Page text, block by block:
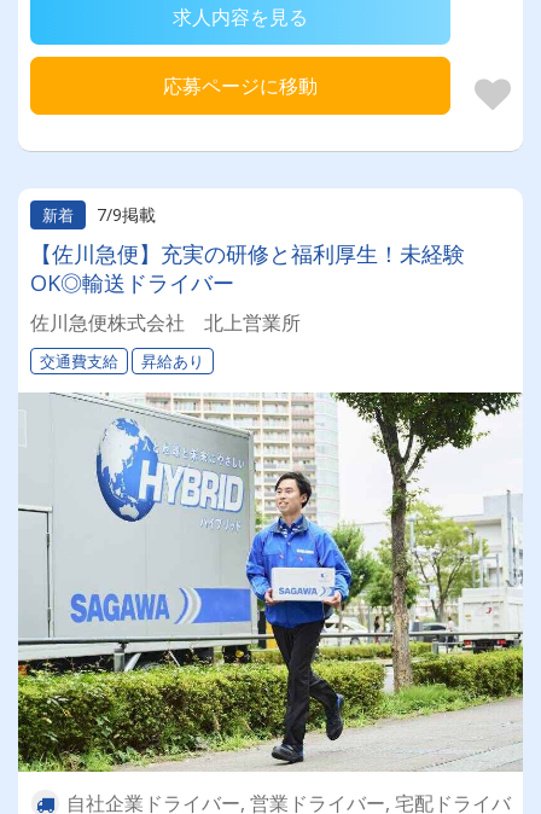
求人内容を見る
応募ページに移動
新着 7/9掲載
【佐川急便】充実の研修と福利厚生！未経験
OK◎輸送ドライバー
佐川急便株式会社 北上営業所
交通費支給 昇給あり
自社企業ドライバー, 営業ドライバー, 宅配ドライバ